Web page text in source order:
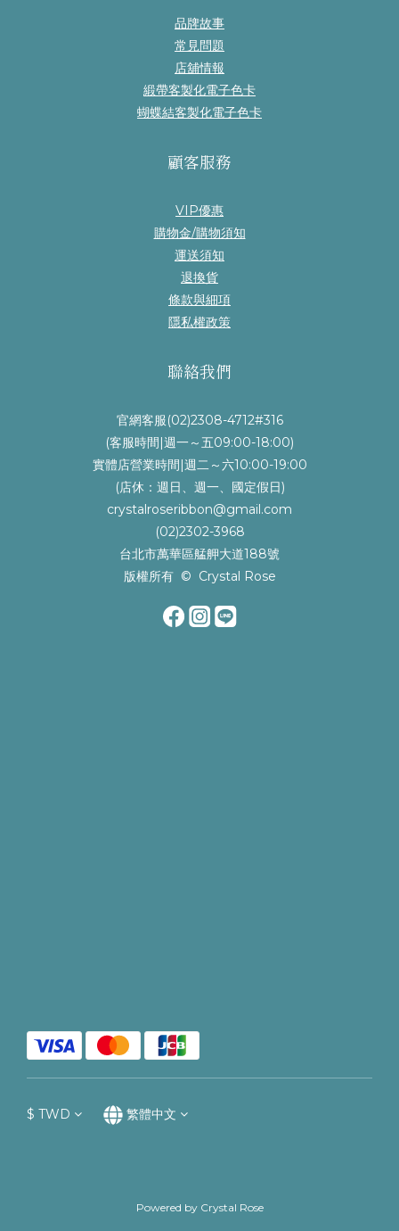
品牌故事
常見問題
店舖情報
緞帶客製化電子色卡
蝴蝶結客製化電子色卡
顧客服務
VIP優惠
購物金/購物須知
運送須知
退換貨
條款與細項
隱私權政策
聯絡我們
官網客服(02)2308-4712#316
(客服時間|週一～五09:00-18:00)
實體店營業時間|週二～六10:00-19:00
(店休：週日、週一、國定假日)
crystalroseribbon@gmail.com
(02)2302-3968
台北市萬華區艋舺大道188號
版權所有 © Crystal Rose
$ TWD 繁體中文
Powered by Crystal Rose